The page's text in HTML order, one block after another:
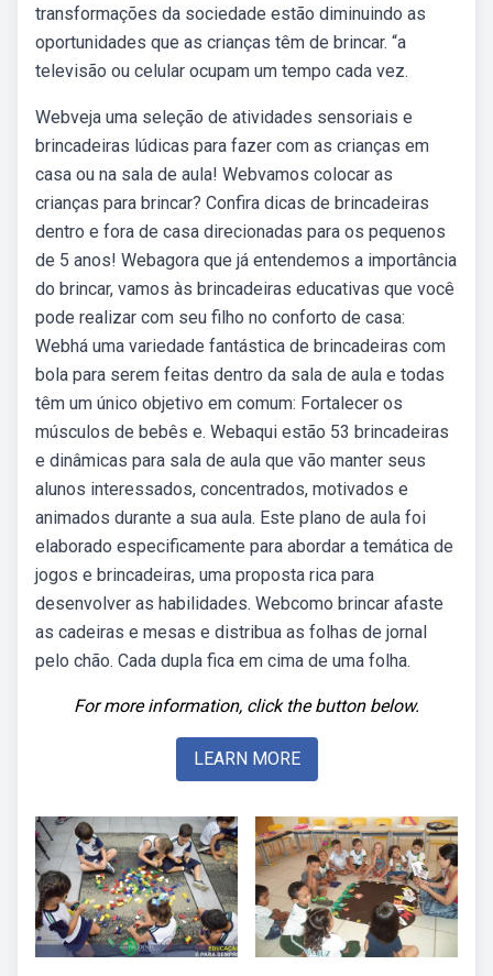
transformações da sociedade estão diminuindo as
oportunidades que as crianças têm de brincar. “a
televisão ou celular ocupam um tempo cada vez.
Webveja uma seleção de atividades sensoriais e
brincadeiras lúdicas para fazer com as crianças em
casa ou na sala de aula! Webvamos colocar as
crianças para brincar? Confira dicas de brincadeiras
dentro e fora de casa direcionadas para os pequenos
de 5 anos! Webagora que já entendemos a importância
do brincar, vamos às brincadeiras educativas que você
pode realizar com seu filho no conforto de casa:
Webhá uma variedade fantástica de brincadeiras com
bola para serem feitas dentro da sala de aula e todas
têm um único objetivo em comum: Fortalecer os
músculos de bebês e. Webaqui estão 53 brincadeiras
e dinâmicas para sala de aula que vão manter seus
alunos interessados, concentrados, motivados e
animados durante a sua aula. Este plano de aula foi
elaborado especificamente para abordar a temática de
jogos e brincadeiras, uma proposta rica para
desenvolver as habilidades. Webcomo brincar afaste
as cadeiras e mesas e distribua as folhas de jornal
pelo chão. Cada dupla fica em cima de uma folha.
For more information, click the button below.
LEARN MORE